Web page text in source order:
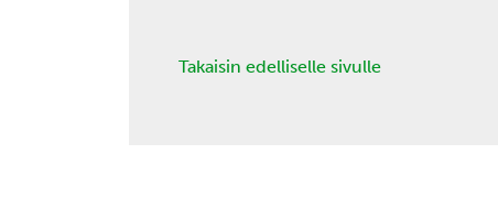
Takaisin edelliselle sivulle